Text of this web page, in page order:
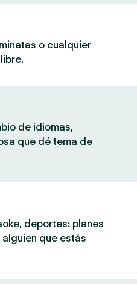
o cualquier
de idiomas,
que dé tema de
deportes: planes
que estás